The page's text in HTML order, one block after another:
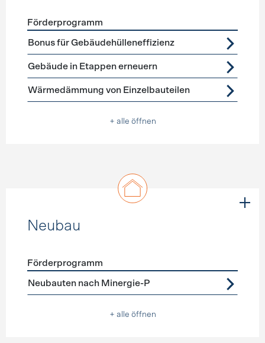
Förderprogramme Gebäudehülle Sanierung
Förderprogramm
Bonus für Gebäudehülleneffizienz
Gebäude in Etappen erneuern
Wärmedämmung von Einzelbauteilen
+ alle öffnen
Neubau
Förderprogramme Neubau
Förderprogramm
Neubauten nach Minergie-P
+ alle öffnen